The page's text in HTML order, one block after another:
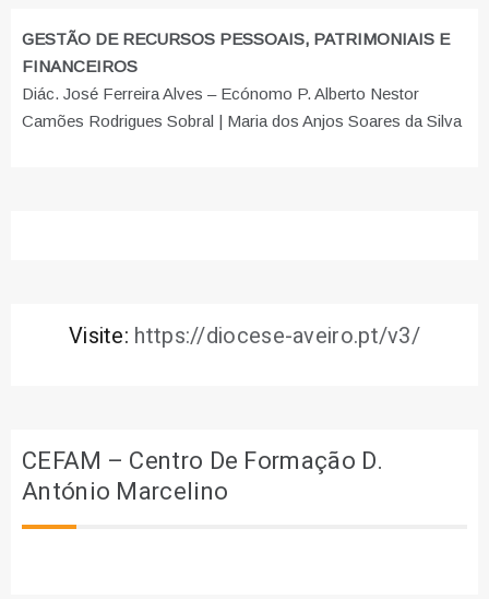
GESTÃO DE RECURSOS PESSOAIS, PATRIMONIAIS E
FINANCEIROS
Diác. José Ferreira Alves – Ecónomo P. Alberto Nestor
Camões Rodrigues Sobral | Maria dos Anjos Soares da Silva
Visite: https://diocese-aveiro.pt/v3/
CEFAM – Centro De Formação D.
António Marcelino